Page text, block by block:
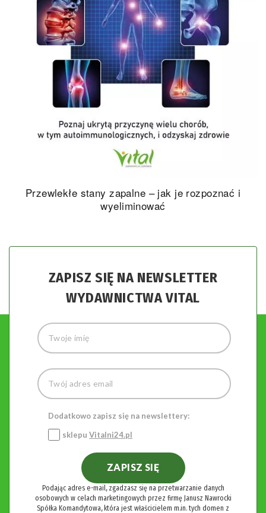
Przewlekłe stany zapalne – jak je rozpoznać i
wyeliminować
ZAPISZ SIĘ NA NEWSLETTER
WYDAWNICTWA VITAL
Dodatkowo zapisz się na newslettery:
sklepu Vitalni24.pl
ZAPISZ SIĘ
Podając adres e-mail, zgadzasz się na przetwarzanie danych
osobowych w celach marketingowych przez firmę Janusz Nawrocki
Spółka Komandytowa, która jest właścicielem m.in. tych domen z